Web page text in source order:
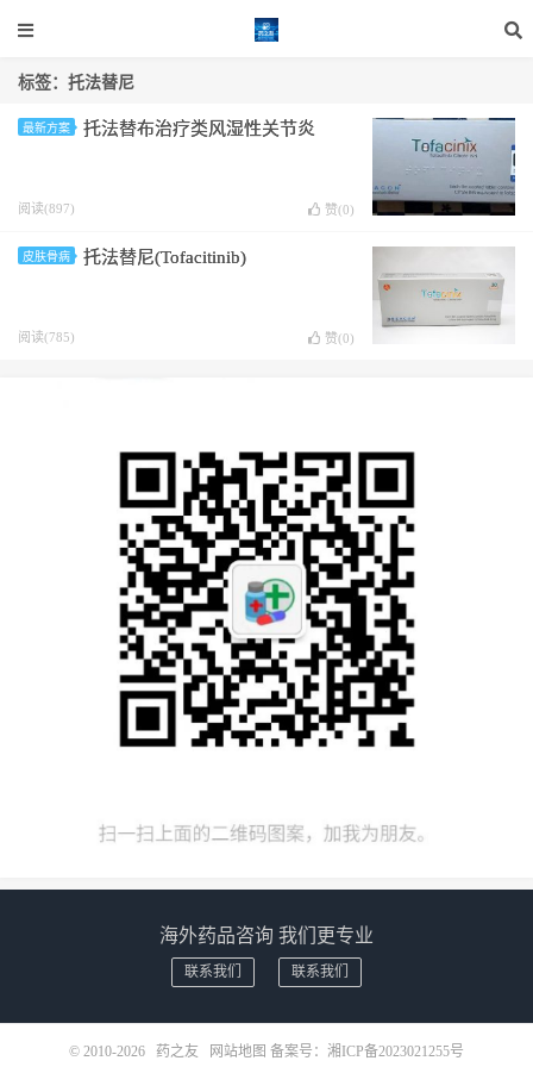
标签：托法替尼
最新方案 托法替布治疗类风湿性关节炎
阅读(897) 赞(0)
皮肤骨病 托法替尼(Tofacitinib)
阅读(785) 赞(0)
海外药品咨询 我们更专业
联系我们 联系我们
© 2010-2026 药之友 网站地图 备案号： 湘ICP备2023021255号